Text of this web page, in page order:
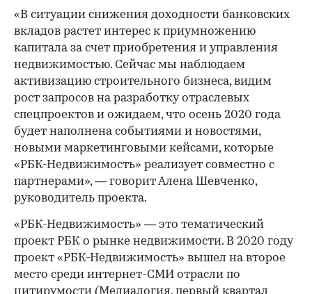
«В ситуации снижения доходности банковских
вкладов растет интерес к приумножению
капитала за счет приобретения и управления
недвижимостью. Сейчас мы наблюдаем
активизацию строительного бизнеса, видим
рост запросов на разработку отраслевых
спецпроектов и ожидаем, что осень 2020 года
будет наполнена событиями и новостями,
новыми маркетинговыми кейсами, которые
«РБК-Недвижимость» реализует совместно с
партнерами», — говорит Алена Шевченко,
руководитель проекта.
«РБК-Недвижимость» — это тематический
проект РБК о рынке недвижимости. В 2020 году
проект «РБК-Недвижимость» вышел на второе
место среди интернет-СМИ отрасли по
цитирумости (Медиалогия, первый квартал